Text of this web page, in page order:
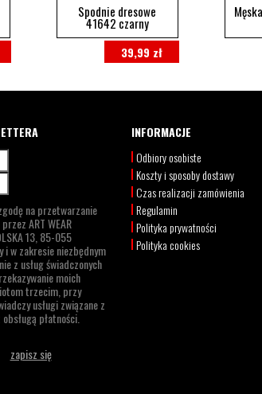
Spodnie dresowe
41642 czarny
39,99 zł
na przetwarzanie
przezART WEAR
13, 85-055
i w zakresie niezbędnym
z usług świadczonych
moich
trzecim, przy
usługi związane z
płatności.
INFORMACJE
Odbiory osobiste
Koszty i sposoby dostawy
Czas realizacji zamówienia
Regulamin
Polityka prywatności
Polityka cookies